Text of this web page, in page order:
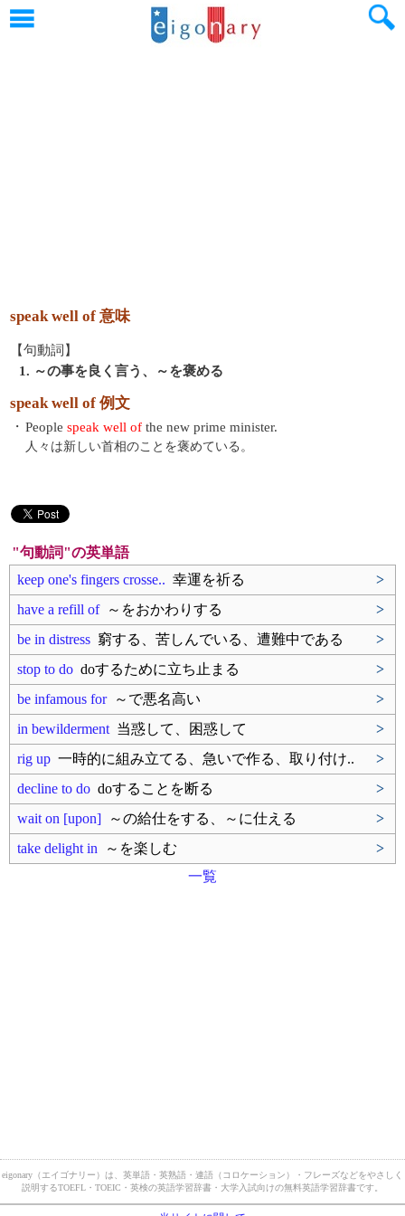
speak well of 意味
【句動詞】
1. ～の事を良く言う、～を褒める
speak well of 例文
・ People speak well of the new prime minister.
人々は新しい首相のことを褒めている。
"句動詞"の英単語
keep one's fingers crosse.. 幸運を祈る
>
have a refill of～をおかわりする
>
be in distress 窮する、苦しんでいる、遭難中である
>
stop to do doするために立ち止まる
>
be infamous for～で悪名高い
>
in bewilderment 当惑して、困惑して
>
rig up 一時的に組み立てる、急いで作る、取り付け..
>
decline to do doすることを断る
>
wait on [upon] ～の給仕をする、～に仕える
>
take delight in ～を楽しむ
>
一覧
eigonary（エイゴナリー）は、英単語・英熟語・連語（コロケーション）・フレーズなどをやさしく
説明するTOEFL・TOEIC・英検の英語学習辞書・大学入試向けの無料英語学習辞書です。